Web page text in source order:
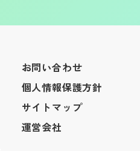
お問い合わせ
個人情報保護方針
サイトマップ
運営会社